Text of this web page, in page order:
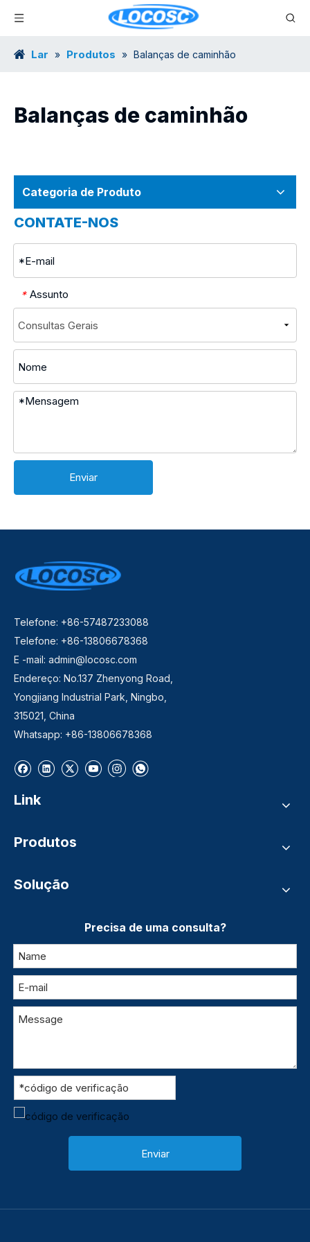
Lar » Produtos » Balanças de caminhão
Balanças de caminhão
Categoria de Produto
CONTATE-NOS
* Assunto
Enviar
Telefone: +86-57487233088
Telefone: +86-13806678368
E -mail: admin@locosc.com
Endereço: No.137 Zhenyong Road,
Yongjiang Industrial Park, Ningbo,
315021, China
Whatsapp: +86-13806678368
Link
Produtos
Solução
Precisa de uma consulta?
Enviar